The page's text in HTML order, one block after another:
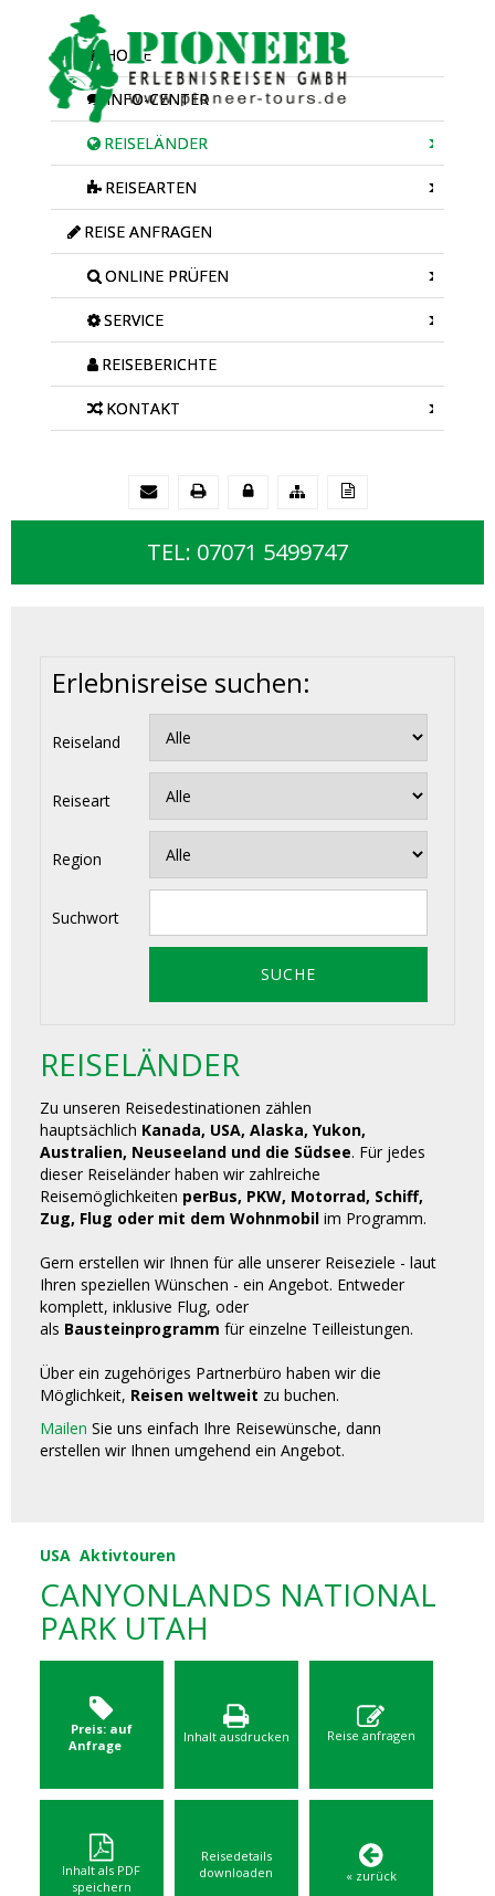
HOME
INFO-CENTER
REISELÄNDER
REISEARTEN
REISE ANFRAGEN
ONLINE PRÜFEN
SERVICE
REISEBERICHTE
KONTAKT
TEL: 07071 5499747
Erlebnisreise suchen:
Reiseland
Reiseart
Region
Suchwort
REISELÄNDER
Zu unseren Reisedestinationen zählen
hauptsächlich Kanada, USA, Alaska, Yukon,
Australien, Neuseeland und die Südsee. Für jedes
dieser Reiseländer haben wir zahlreiche
Reisemöglichkeiten perBus, PKW, Motorrad, Schiff,
Zug, Flug oder mit dem Wohnmobil im Programm.
Gern erstellen wir Ihnen für alle unserer Reiseziele - laut
Ihren speziellen Wünschen - ein Angebot. Entweder
komplett, inklusive Flug, oder
als Bausteinprogramm für einzelne Teilleistungen.
Über ein zugehöriges Partnerbüro haben wir die
Möglichkeit, Reisen weltweit zu buchen.
Mailen Sie uns einfach Ihre Reisewünsche, dann
erstellen wir Ihnen umgehend ein Angebot.
USA Aktivtouren
CANYONLANDS NATIONAL
PARK UTAH
Preis: auf
Anfrage
Inhalt ausdrucken Reise anfragen
Inhalt als PDF
speichern
Reisedetails
downloaden
« zurück